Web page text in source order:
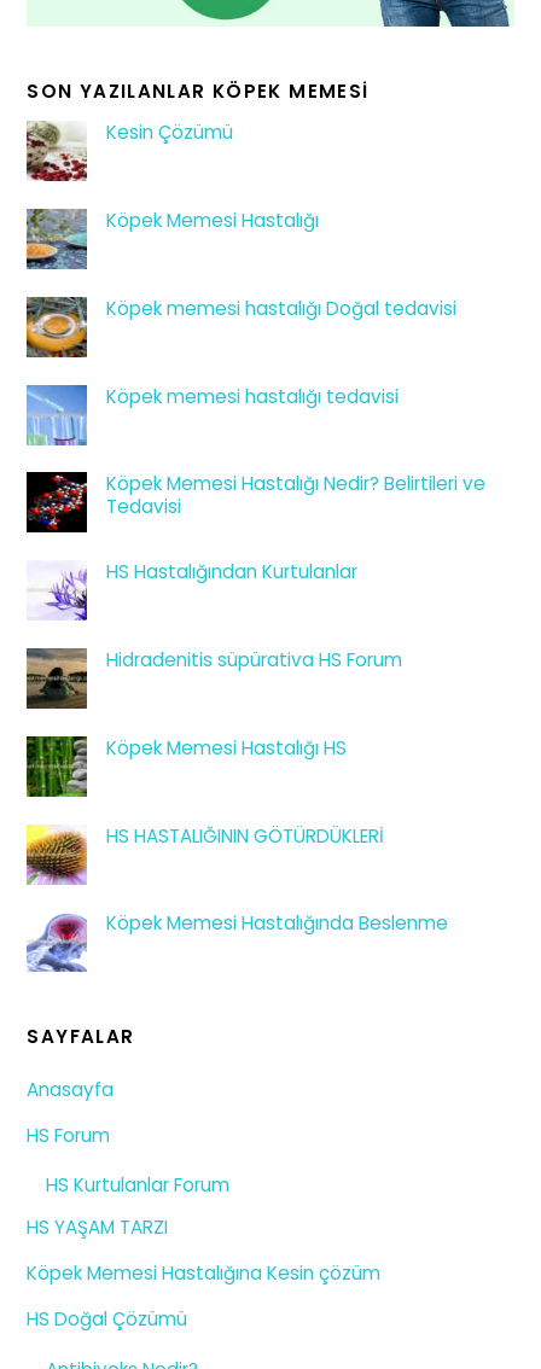
SON YAZILANLAR KÖPEK MEMESI
Kesin Çözümü
Köpek Memesi Hastalığı
Köpek memesi hastalığı Doğal tedavisi
Köpek memesi hastalığı tedavisi
Köpek Memesi Hastalığı Nedir? Belirtileri ve
Tedavisi
HS Hastalığından Kurtulanlar
Hidradenitis süpürativa HS Forum
Köpek Memesi Hastalığı HS
HS HASTALIĞININ GÖTÜRDÜKLERİ
Köpek Memesi Hastalığında Beslenme
SAYFALAR
Anasayfa
HS Forum
HS Kurtulanlar Forum
HS YAŞAM TARZI
Köpek Memesi Hastalığına Kesin çözüm
HS Doğal Çözümü